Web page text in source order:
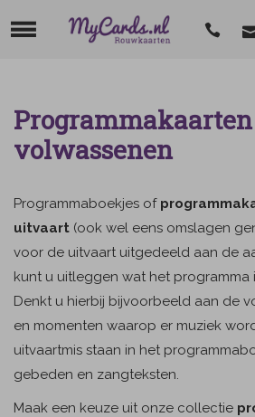
volwassenen
Programmaboekjes of
uitvaart (ook wel eens omslagen
voor de uitvaart uitgedeeld aan de
kunt u uitleggen wat het programma
Denkt u hierbij bijvoorbeeld aan de
en momenten waarop er muziek
uitvaartmis staan in het
gebeden en zangteksten.
Maak een keuze uit onze collectie